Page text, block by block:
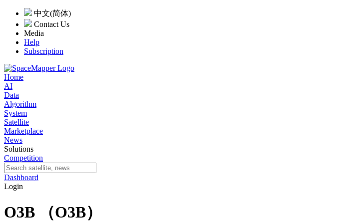
中文(简体)
Contact Us
Media
Help
Subscription
Home
AI
Data
Algorithm
System
Satellite
Marketplace
News
Solutions
Competition
Dashboard
Login
O3B （O3B）